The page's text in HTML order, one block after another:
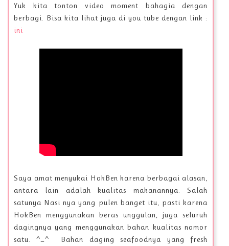
Yuk kita tonton video moment bahagia dengan
berbagi. Bisa kita lihat juga di you tube dengan link :
ini
Saya amat menyukai HokBen karena berbagai alasan,
antara lain adalah kualitas makanannya. Salah
satunya Nasi nya yang pulen banget itu, pasti karena
HokBen menggunakan beras unggulan, juga seluruh
dagingnya yang menggunakan bahan kualitas nomor
satu. ^_^ Bahan daging seafoodnya yang fresh